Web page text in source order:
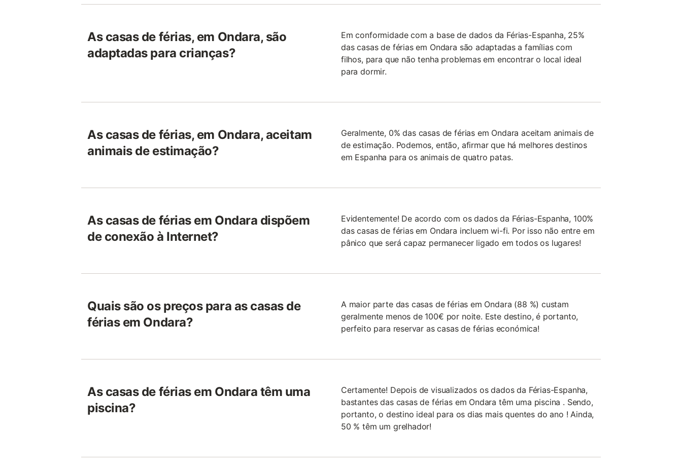
As casas de férias, em Ondara, são
adaptadas para crianças?
Em conformidade com a base de dados da Férias-Espanha, 25%
das casas de férias em Ondara são adaptadas a famílias com
filhos, para que não tenha problemas em encontrar o local ideal
para dormir.
As casas de férias, em Ondara, aceitam
animais de estimação?
Geralmente, 0% das casas de férias em Ondara aceitam animais de
de estimação. Podemos, então, afirmar que há melhores destinos
em Espanha para os animais de quatro patas.
As casas de férias em Ondara dispõem
de conexão à Internet?
Evidentemente! De acordo com os dados da Férias-Espanha, 100%
das casas de férias em Ondara incluem wi-fi. Por isso não entre em
pânico que será capaz permanecer ligado em todos os lugares!
Quais são os preços para as casas de
férias em Ondara?
A maior parte das casas de férias em Ondara (88 %) custam
geralmente menos de 100€ por noite. Este destino, é portanto,
perfeito para reservar as casas de férias económica!
As casas de férias em Ondara têm uma
piscina?
Certamente! Depois de visualizados os dados da Férias-Espanha,
bastantes das casas de férias em Ondara têm uma piscina . Sendo,
portanto, o destino ideal para os dias mais quentes do ano ! Ainda,
50 % têm um grelhador!